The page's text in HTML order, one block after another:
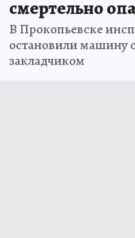
смертельно
В Прокопьевске
остановили машину
закладчиком